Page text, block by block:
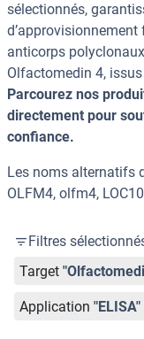
sélectionnés,
anticorps
Olfactomedin 4,
Parcourez nos
directement pour
confiance.
Les noms alternatifs
OLFM4, olfm4,
Filtres
Target
Application "ELISA"